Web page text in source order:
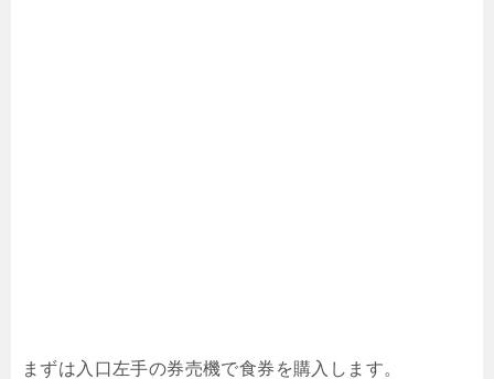
まずは入口左手の券売機で食券を購入します。